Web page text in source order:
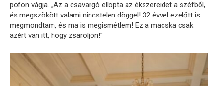
pofon vágja. „Az a csavargó ellopta az ékszereidet a széfből,
és megszökött valami nincstelen döggel! 32 évvel ezelőtt is
megmondtam, és ma is megismétlem! Ez a macska csak
azért van itt, hogy zsaroljon!”